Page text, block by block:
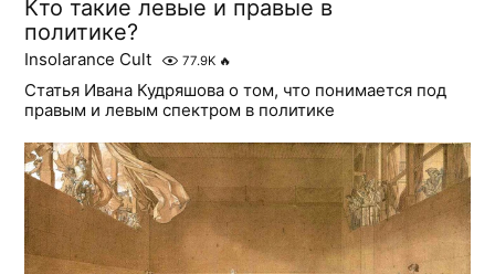
Кто такие левые и правые в
политике?
Insolarance Cult 77.9K 🔥
Статья Ивана Кудряшова о том, что понимается под
правым и левым спектром в политике